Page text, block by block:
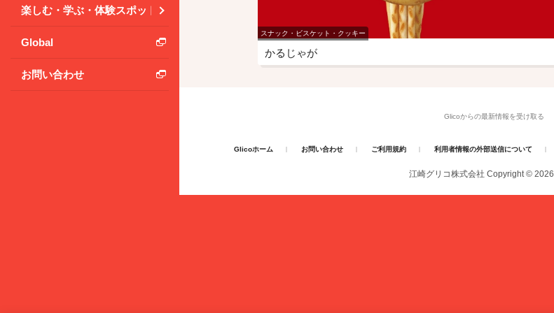
楽しむ・学ぶ・体験スポット
Global
お問い合わせ
スナック・ビスケット・クッキー
かるじゃが
Glicoからの最新情報を受け取る
Glicoホーム お問い合わせ ご利用規約 利用者情報の外部送信について
江崎グリコ株式会社 Copyright © 2026